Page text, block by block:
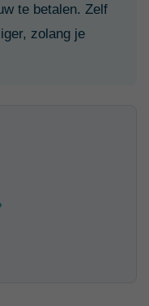
te betalen. Zelf
zolang je